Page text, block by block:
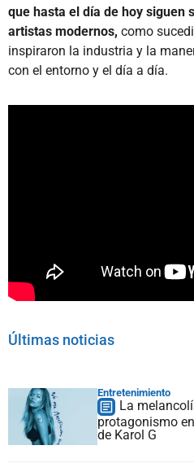
que hasta el día de hoy siguen
artistas modernos, como
inspiraron la industria y la
con el entorno y el día a día.
Últimas noticias
Entretenimiento
La
protagonismo
de Karol G